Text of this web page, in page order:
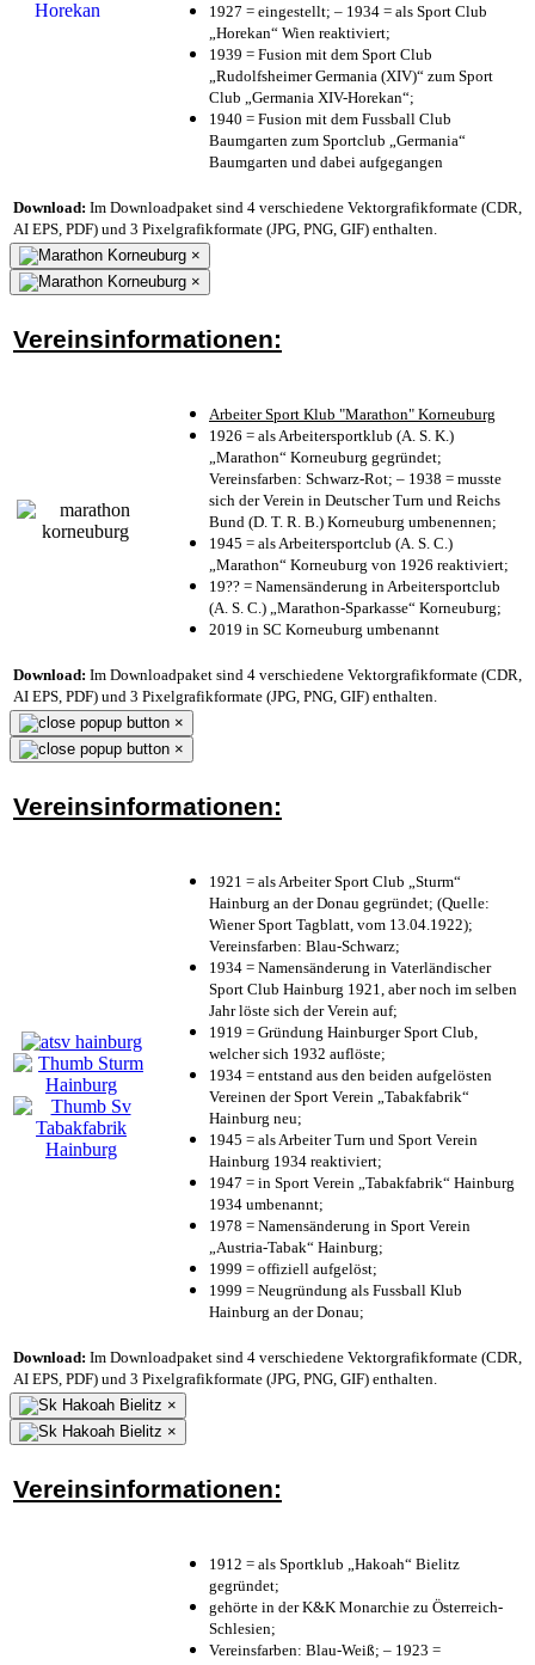
1927 = eingestellt; – 1934 = als Sport Club
„Horekan“ Wien reaktiviert;
1939 = Fusion mit dem Sport Club
„Rudolfsheimer Germania (XIV)“ zum Sport
Club „Germania XIV-Horekan“;
1940 = Fusion mit dem Fussball Club
Baumgarten zum Sportclub „Germania“
Baumgarten und dabei aufgegangen
Download: Im Downloadpaket sind 4 verschiedene Vektorgrafikformate (CDR,
AI EPS, PDF) und 3 Pixelgrafikformate (JPG, PNG, GIF) enthalten.
×
×
Vereinsinformationen:
Arbeiter Sport Klub "Marathon" Korneuburg
1926 = als Arbeitersportklub (A. S. K.)
„Marathon“ Korneuburg gegründet;
Vereinsfarben: Schwarz-Rot; – 1938 = musste
sich der Verein in Deutscher Turn und Reichs
Bund (D. T. R. B.) Korneuburg umbenennen;
1945 = als Arbeitersportclub (A. S. C.)
„Marathon“ Korneuburg von 1926 reaktiviert;
19?? = Namensänderung in Arbeitersportclub
(A. S. C.) „Marathon-Sparkasse“ Korneuburg;
2019 in SC Korneuburg umbenannt
Download: Im Downloadpaket sind 4 verschiedene Vektorgrafikformate (CDR,
AI EPS, PDF) und 3 Pixelgrafikformate (JPG, PNG, GIF) enthalten.
×
×
Vereinsinformationen:
1921 = als Arbeiter Sport Club „Sturm“
Hainburg an der Donau gegründet; (Quelle:
Wiener Sport Tagblatt, vom 13.04.1922);
Vereinsfarben: Blau-Schwarz;
1934 = Namensänderung in Vaterländischer
Sport Club Hainburg 1921, aber noch im selben
Jahr löste sich der Verein auf;
1919 = Gründung Hainburger Sport Club,
welcher sich 1932 auflöste;
1934 = entstand aus den beiden aufgelösten
Vereinen der Sport Verein „Tabakfabrik“
Hainburg neu;
1945 = als Arbeiter Turn und Sport Verein
Hainburg 1934 reaktiviert;
1947 = in Sport Verein „Tabakfabrik“ Hainburg
1934 umbenannt;
1978 = Namensänderung in Sport Verein
„Austria-Tabak“ Hainburg;
1999 = offiziell aufgelöst;
1999 = Neugründung als Fussball Klub
Hainburg an der Donau;
Download: Im Downloadpaket sind 4 verschiedene Vektorgrafikformate (CDR,
AI EPS, PDF) und 3 Pixelgrafikformate (JPG, PNG, GIF) enthalten.
×
×
Vereinsinformationen:
1912 = als Sportklub „Hakoah“ Bielitz
gegründet;
gehörte in der K&K Monarchie zu Österreich-
Schlesien;
Vereinsfarben: Blau-Weiß; – 1923 =